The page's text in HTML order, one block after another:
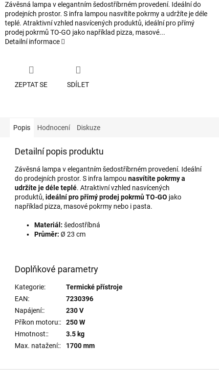
Závěsná lampa v elegantním šedostříbrném provedení. Ideální do
prodejních prostor. S infra lampou nasvítíte pokrmy a udržíte je déle
teplé. Atraktivní vzhled nasvícených produktů, ideální pro přímý
prodej pokrmů TO-GO jako například pizza, masové...
Detailní informace
ZEPTAT SE SDÍLET
Popis Hodnocení Diskuze
Detailní popis produktu
Závěsná lampa v elegantním šedostříbrném provedení. Ideální
do prodejních prostor. S infra lampou nasvítíte pokrmy a
udržíte je déle teplé. Atraktivní vzhled nasvícených
produktů, ideální pro přímý prodej pokrmů TO-GO jako
například pizza, masové pokrmy nebo i pasta.
Materiál: šedostříbná
Průměr: Ø 23 cm
Doplňkové parametry
Kategorie:
Termické přístroje
EAN:
7230396
Napájení::
230 V
Příkon motoru::
250 W
Hmotnost::
3.5 kg
Max. natažení:: 1700 mm